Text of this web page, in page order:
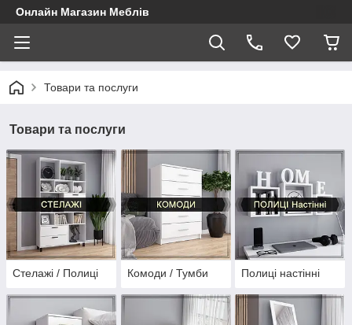
Онлайн Магазин Меблів
Товари та послуги
Товари та послуги
Стелажі / Полиці Комоди / Тумби Полиці настінні